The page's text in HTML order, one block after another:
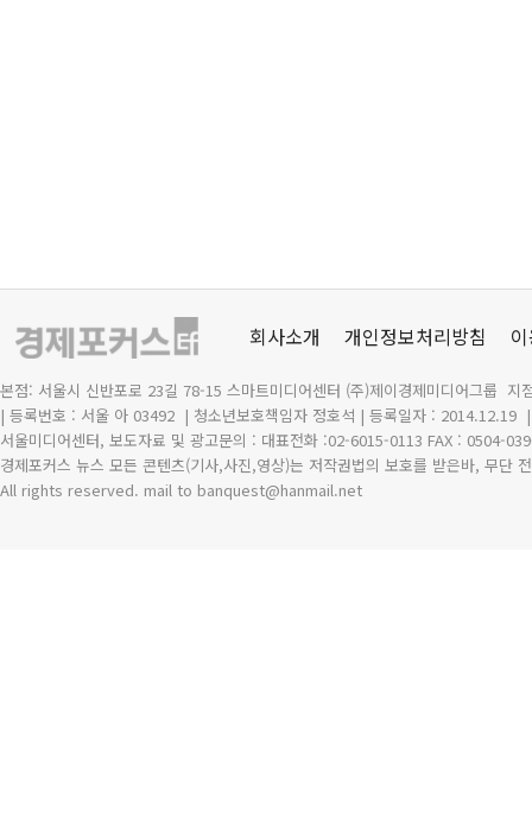
회사소개 개인정보처리방침
본점: 서울시 신반포로 23길 78-15 스마트미디어센터 (주)제이경제미디어그룹 지
| 등록번호 : 서울 아 03492 | 청소년보호책임자 정호석 | 등록일자 : 2014.12.19
서울미디어센터, 보도자료 및 광고문의 : 대표전화 :02-6015-0113 FAX : 0504-
경제포커스 뉴스 모든 콘텐츠(기사,사진,영상)는 저작권법의 보호를 받은바, 무단
All rights reserved. mail to banquest@hanmail.net